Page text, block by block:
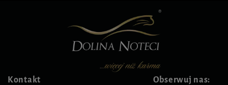
Kontakt Obserwuj nas: